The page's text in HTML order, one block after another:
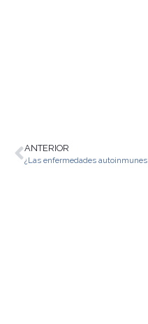
ANTERIOR
¿Las enfermedades